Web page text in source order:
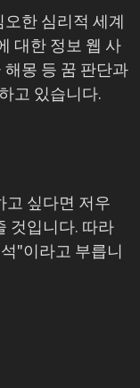
한 심리적 세계
대한 정보 웹 사
몽 등 꿈 판단과
고 있습니다.
고 싶다면 저우
것입니다. 따라
"이라고 부릅니